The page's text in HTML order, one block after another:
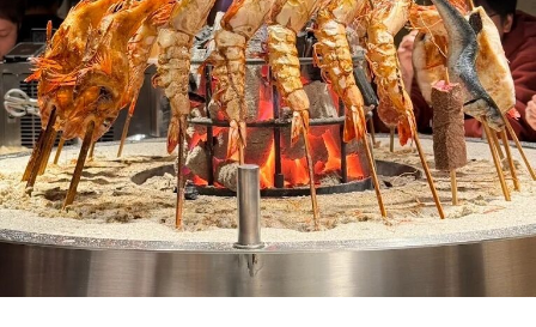
28.Fugetsu​
29.Tonkatsu Aoki
30.Kogoro Katsu
31. Kourakuen
32.Chabuton
33.Fuji Restaurant
34.Zen Japanese Restaurant
35.Shinkanzen Sushi